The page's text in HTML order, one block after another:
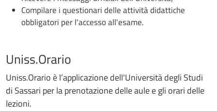
Compilare i questionari delle attività didattiche
obbligatori per l'accesso all'esame.
Uniss.Orario
Uniss.Orario è l’applicazione dell'Università degli Studi
di Sassari per la prenotazione delle aule e gli orari delle
lezioni.